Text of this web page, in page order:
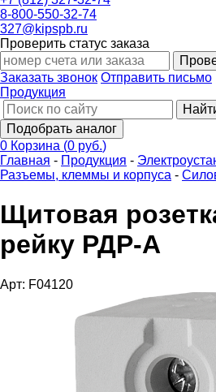
8-800-550-32-74
327@kipspb.ru
Проверить статус заказа
Заказать звонок Отправить письмо
Продукция
Подобрать аналог
0 Корзина (0 руб.)
Главная - Продукция -
Разъемы, клеммы и корпуса -
Щитовая
рейку РДР-А
Арт: F04120